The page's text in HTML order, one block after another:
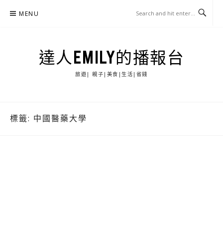
MENU
達人EMILY的播報台
旅遊| 親子|美食|生活|省錢
標籤: 中國醫藥大學